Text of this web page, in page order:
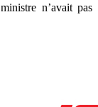
n’avait pas